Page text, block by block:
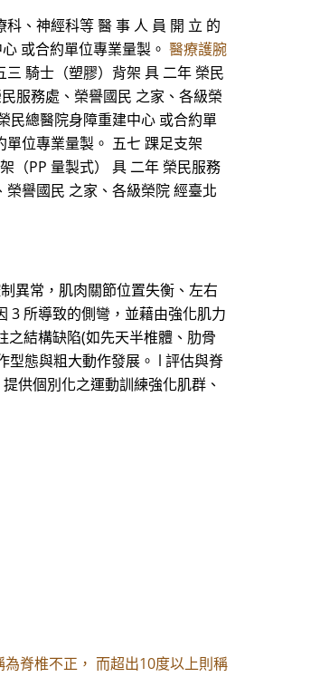
、神經科等 醫 事 人 員 開 立 的
或合約單位專業量製。 醫療護腕
騎士（塑膠）背架 具 二年 榮民
服務處、榮譽國民 之家、各級榮
民總醫院身障重建中心 或合約單
位專業量製。 五七 踝足支架
（PP 量製式） 具 二年 榮民服務
譽國民 之家、各級榮院 經臺北
異常，肌肉關節位置失衡、左右
3 所導致的側彎，並藉由強化肌力
之結構缺陷(如先天半椎體、肋骨
型態與粗大動作發展。 l 評估與脊
供個別化之運動訓練強化肌群、
為脊椎不正， 而超出10度以上則稱